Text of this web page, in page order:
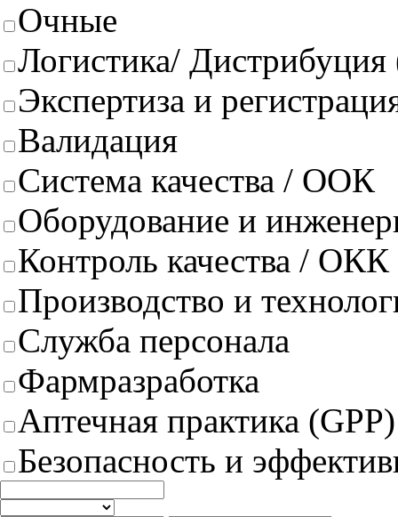
Очные
Логистика/
Экспертиза и
Валидация
Система качества / ООК
Оборудование и
Контроль качества / ОКК
Производство и
Служба персонала
Фармразработка
Аптечная практика (GPP)
Безопасность и